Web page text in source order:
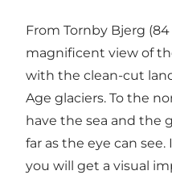
From Tornby Bjerg
magnificent view of
with the clean-cut
Age glaciers. To the
have the sea and the
far as the eye can
you will get a visual